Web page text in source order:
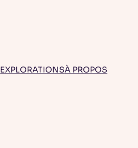
EXPLORATIONSÀ PROPOS